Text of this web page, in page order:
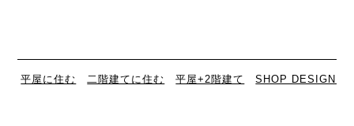
平屋に住む 二階建てに住む 平屋+2階建て SHOP DESIGN（